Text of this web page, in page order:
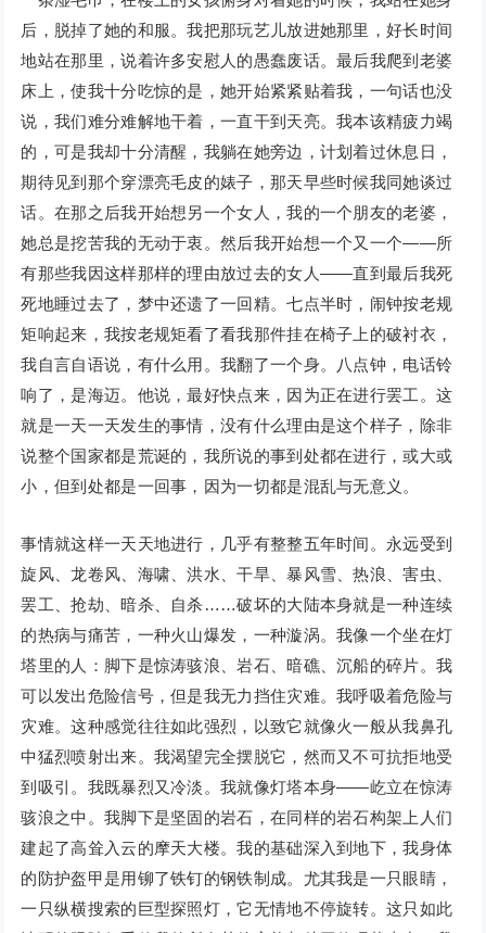
后，脱掉了她的和服。我把那玩艺儿放进她那里，好长时间
地站在那里，说着许多安慰人的愚蠢废话。最后我爬到老婆
床上，使我十分吃惊的是，她开始紧紧贴着我，一句话也没
说，我们难分难解地干着，一直干到天亮。我本该精疲力竭
的，可是我却十分清醒，我躺在她旁边，计划着过休息日，
期待见到那个穿漂亮毛皮的婊子，那天早些时候我同她谈过
话。在那之后我开始想另一个女人，我的一个朋友的老婆，
她总是挖苦我的无动于衷。然后我开始想一个又一个——所
有那些我因这样那样的理由放过去的女人——直到最后我死
死地睡过去了，梦中还遗了一回精。七点半时，闹钟按老规
矩响起来，我按老规矩看了看我那件挂在椅子上的破衬衣，
我自言自语说，有什么用。我翻了一个身。八点钟，电话铃
响了，是海迈。他说，最好快点来，因为正在进行罢工。这
就是一天一天发生的事情，没有什么理由是这个样子，除非
说整个国家都是荒诞的，我所说的事到处都在进行，或大或
小，但到处都是一回事，因为一切都是混乱与无意义。
事情就这样一天天地进行，几乎有整整五年时间。永远受到
旋风、龙卷风、海啸、洪水、干旱、暴风雪、热浪、害虫、
罢工、抢劫、暗杀、自杀……破坏的大陆本身就是一种连续
的热病与痛苦，一种火山爆发，一种漩涡。我像一个坐在灯
塔里的人：脚下是惊涛骇浪、岩石、暗礁、沉船的碎片。我
可以发出危险信号，但是我无力挡住灾难。我呼吸着危险与
灾难。这种感觉往往如此强烈，以致它就像火一般从我鼻孔
中猛烈喷射出来。我渴望完全摆脱它，然而又不可抗拒地受
到吸引。我既暴烈又冷淡。我就像灯塔本身——屹立在惊涛
骇浪之中。我脚下是坚固的岩石，在同样的岩石构架上人们
建起了高耸入云的摩天大楼。我的基础深入到地下，我身体
的防护盔甲是用铆了铁钉的钢铁制成。尤其我是一只眼睛，
一只纵横搜索的巨型探照灯，它无情地不停旋转。这只如此